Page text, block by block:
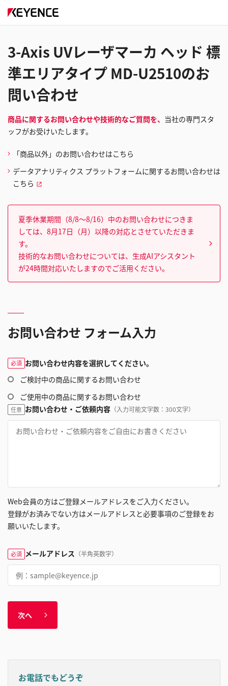
3-Axis UVレーザマーカ ヘッド 標
準エリアタイプ MD-U2510のお
問い合わせ
商品に関するお問い合わせや技術的なご質問を、 当社の専門スタ
ッフがお受けいたします。
「商品以外」のお問い合わせはこちら
データアナリティクス プラットフォームに関するお問い合わせは
こちら
夏季休業期間（8/8～8/16）中のお問い合わせにつきま
しては、8月17日（月）以降の対応とさせていただきま
す。
技術的なお問い合わせについては、生成AIアシスタント
が24時間対応いたしますのでご活用ください。
お問い合わせ フォーム入力
必須 お問い合わせ内容を選択してください。
ご検討中の商品に関するお問い合わせ
ご使用中の商品に関するお問い合わせ
任意 お問い合わせ・ご依頼内容 （入力可能文字数：300文字）
Web会員の方はご登録メールアドレスをご入力ください。
登録がお済みでない方はメールアドレスと必要事項のご登録をお
願いいたします。
必須 メールアドレス （半角英数字）
次へ
お電話でもどうぞ